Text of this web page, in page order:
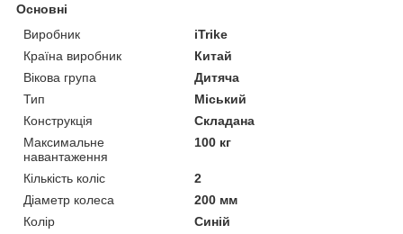
Основні
Виробник
iTrike
Країна виробник
Китай
Вікова група
Дитяча
Тип
Міський
Конструкція
Складана
Максимальне
навантаження
100 кг
Кількість коліс
2
Діаметр колеса
200 мм
Колір
Синій